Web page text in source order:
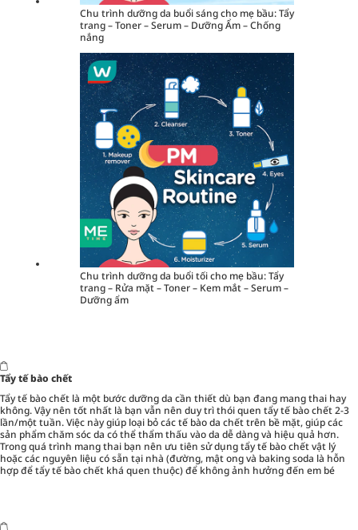
Chu trình dưỡng da buổi sáng cho mẹ bầu: Tẩy
trang – Toner – Serum – Dưỡng Ẩm – Chống
nắng
Chu trình dưỡng da buổi tối cho mẹ bầu: Tẩy
trang – Rửa mặt – Toner – Kem mắt – Serum –
Dưỡng ẩm
Tẩy tế bào chết
Tẩy tế bào chết là một bước dưỡng da cần thiết dù bạn đang mang thai hay
không. Vậy nên tốt nhất là bạn vẫn nên duy trì thói quen tẩy tế bào chết 2-3
lần/một tuần. Việc này giúp loại bỏ các tế bào da chết trên bề mặt, giúp các
sản phẩm chăm sóc da có thể thẩm thấu vào da dễ dàng và hiệu quả hơn.
Trong quá trình mang thai bạn nên ưu tiên sử dụng tẩy tế bào chết vật lý
hoặc các nguyên liệu có sẵn tại nhà (đường, mật ong và baking soda là hỗn
hợp để tẩy tế bào chết khá quen thuộc) để không ảnh hưởng đến em bé